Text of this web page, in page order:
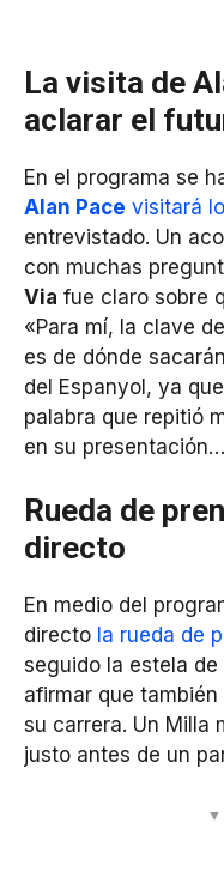
La visita de
aclarar el
En el programa se
Alan Pace visitará
entrevistado. Un
con muchas
Via fue claro sobre
«Para mí, la clave
es de dónde
del Espanyol, ya
palabra que repitió
en su
Rueda de
directo
En medio del
directo la rueda de
seguido la estela de
afirmar que
su carrera. Un Milla
justo antes de un
▼